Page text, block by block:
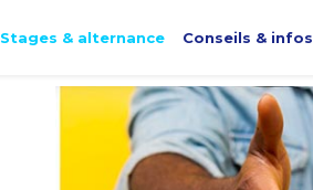
Stages & alternance Conseils & infos